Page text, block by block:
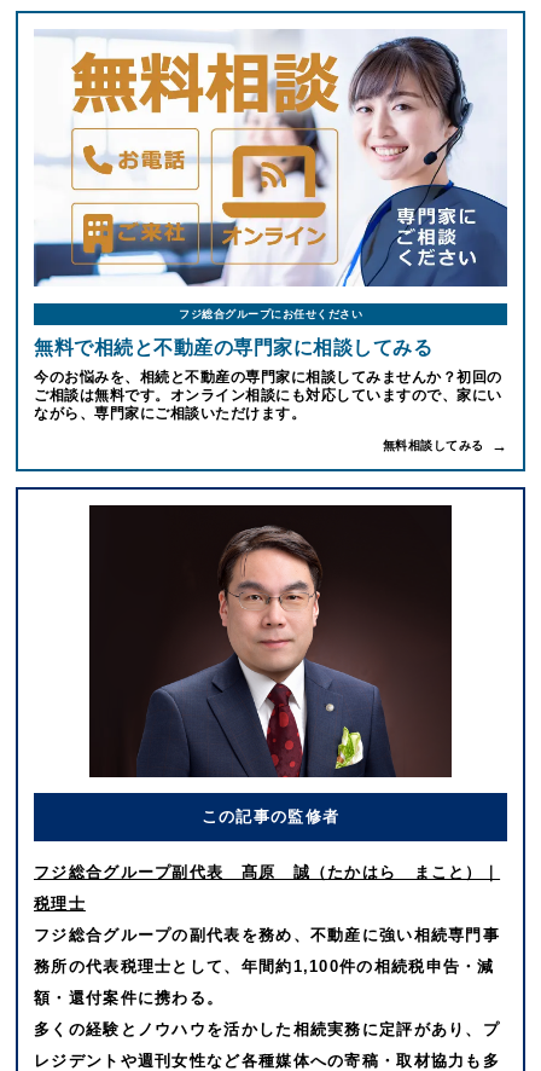
フジ総合グループにお任せください
無料で相続と不動産の専門家に相談してみる
今のお悩みを、相続と不動産の専門家に相談してみませんか？初回の
ご相談は無料です。オンライン相談にも対応していますので、家にい
ながら、専門家にご相談いただけます。
無料相談してみる
この記事の監修者
フジ総合グループ副代表 髙原 誠（たかはら まこと）｜
税理士
フジ総合グループの副代表を務め、不動産に強い相続専門事
務所の代表税理士として、年間約1,100件の相続税申告・減
額・還付案件に携わる。
多くの経験とノウハウを活かした相続実務に定評があり、プ
レジデントや週刊女性など各種媒体への寄稿・取材協力も多